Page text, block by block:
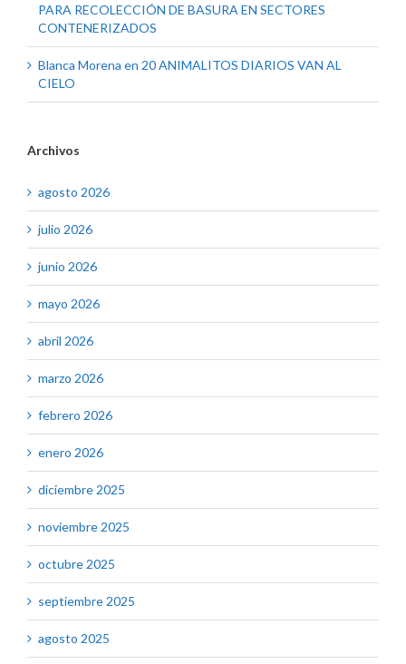
PARA RECOLECCIÓN DE BASURA EN SECTORES
CONTENERIZADOS
Blanca Morena en 20 ANIMALITOS DIARIOS VAN AL
CIELO
Archivos
agosto 2026
julio 2026
junio 2026
mayo 2026
abril 2026
marzo 2026
febrero 2026
enero 2026
diciembre 2025
noviembre 2025
octubre 2025
septiembre 2025
agosto 2025